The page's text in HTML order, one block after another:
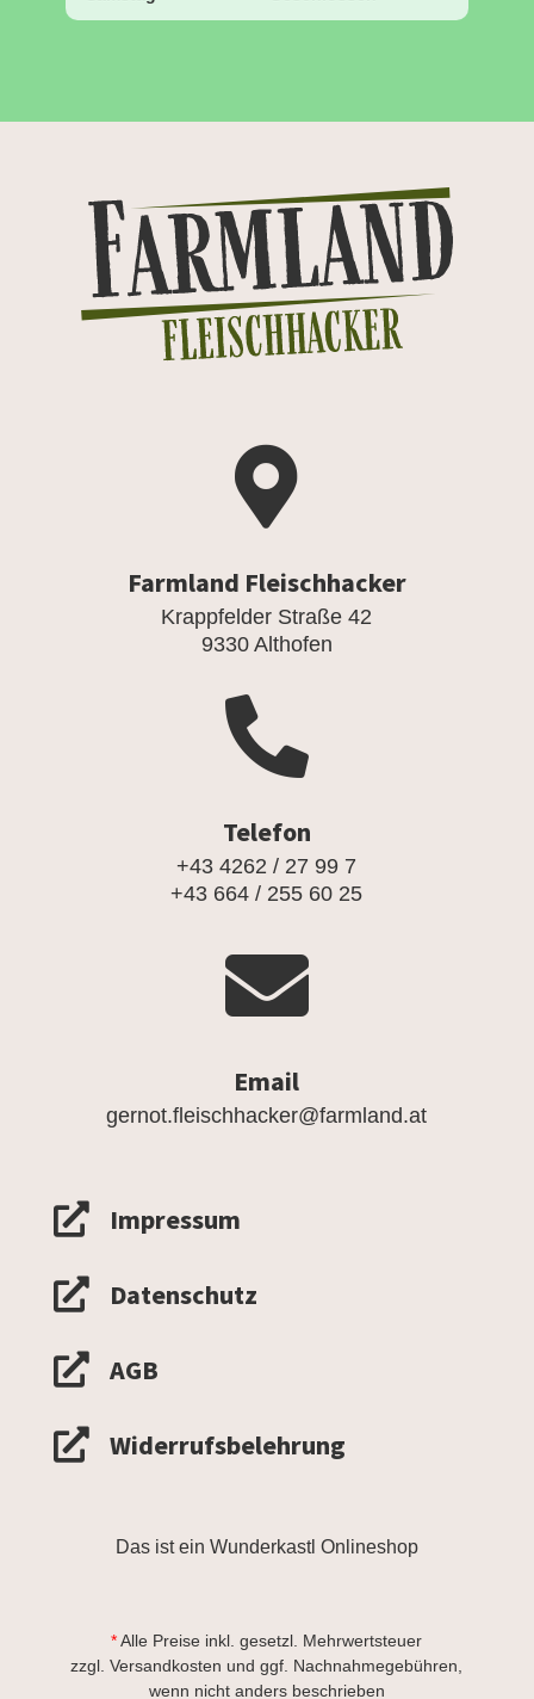

Farmland Fleischhacker
Krappfelder Straße 42
9330 Althofen

Telefon
+43 4262 / 27 99 7
+43 664 / 255 60 25

Email
gernot.fleischhacker@farmland.at
 Impressum
 Datenschutz
 AGB
 Widerrufsbelehrung
Das ist ein Wunderkastl Onlineshop
*Alle Preise inkl. gesetzl. Mehrwertsteuer
zzgl.Versandkosten und ggf. Nachnahmegebühren,
wenn nicht anders beschrieben